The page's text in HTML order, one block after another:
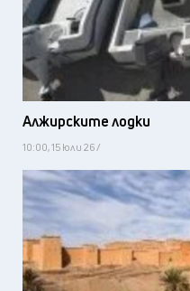
Алжирските лодки
10:00, 15 юли 26 /